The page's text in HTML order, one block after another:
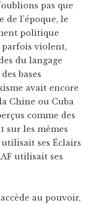
pas que
l’époque, le
politique
violent,
du langage
bases
avait encore
la Chine ou Cuba
comme des
sur les mêmes
ses Éclairs
utilisait ses
au pouvoir,